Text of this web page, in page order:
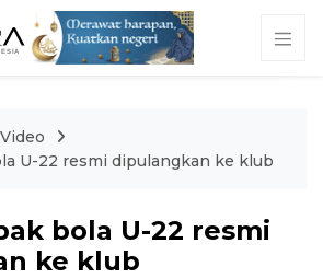
Video
U-22 resmi dipulangkan ke klub
bola U-22 resmi
ke klub